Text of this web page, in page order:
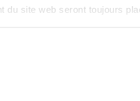
du site web seront toujours